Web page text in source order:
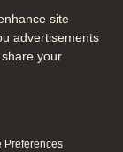
site
advertisements
your
Preferences
Everpure